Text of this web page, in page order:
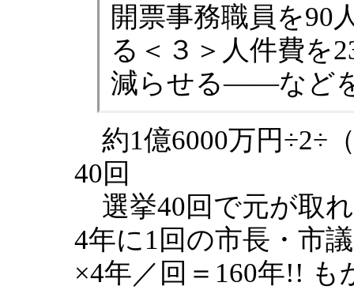
開票事務職員を90
る＜３＞人件費を
減らせる――など
約1億6000万円÷2÷
40回
選挙40回で元が取
4年に1回の市長・市
×4年／回＝160年!! も